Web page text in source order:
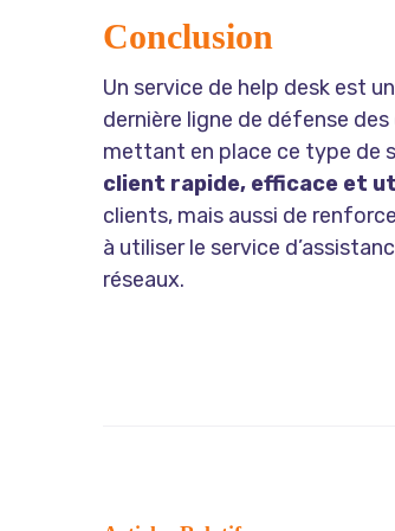
Conclusion
Un service de help desk est un
dernière ligne de défense
mettant en place ce type de
client rapide, efficace et
clients, mais aussi de
à utiliser le service
réseaux.